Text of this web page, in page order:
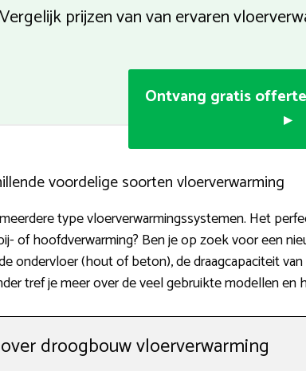
Vergelijk prijzen van van ervaren
Ontvang gratis
▸
voordelige soorten vloerverwarming
type vloerverwarmingssystemen. Het
of hoofdverwarming? Ben je op zoek voor een
ondervloer (hout of beton), de draagcapaciteit
tref je meer over de veel gebruikte modellen en
droogbouw vloerverwarming